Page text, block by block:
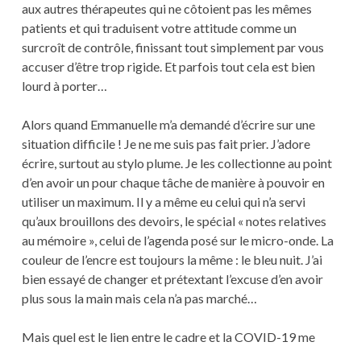
aux autres thérapeutes qui ne côtoient pas les mêmes
patients et qui traduisent votre attitude comme un
surcroît de contrôle, finissant tout simplement par vous
accuser d’être trop rigide. Et parfois tout cela est bien
lourd à porter…
Alors quand Emmanuelle m’a demandé d’écrire sur une
situation difficile ! Je ne me suis pas fait prier. J’adore
écrire, surtout au stylo plume. Je les collectionne au point
d’en avoir un pour chaque tâche de manière à pouvoir en
utiliser un maximum. Il y a même eu celui qui n’a servi
qu’aux brouillons des devoirs, le spécial « notes relatives
au mémoire », celui de l’agenda posé sur le micro-onde. La
couleur de l’encre est toujours la même : le bleu nuit. J’ai
bien essayé de changer et prétextant l’excuse d’en avoir
plus sous la main mais cela n’a pas marché…
Mais quel est le lien entre le cadre et la COVID-19 me